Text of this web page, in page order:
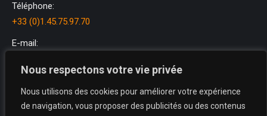
Nous respectons votre vie privée
Nous utilisons des cookies pour améliorer votre expérience
de navigation, vous proposer des publicités ou des contenus
Téléphone:
+33 (0)1.45.75.97.70
E-mail:
69, avenue du Maréchal Juin
64200 BIARRITZ